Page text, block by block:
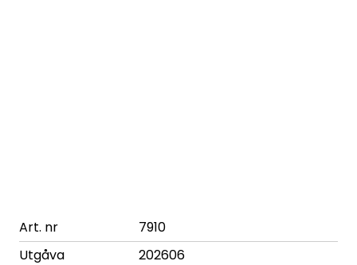
Art. nr
7910
Utgåva
202606